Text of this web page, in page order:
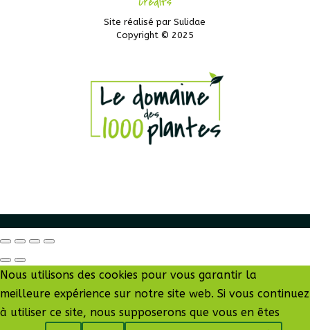
Site réalisé parSulidae
Copyright © 2025
Nous utilisons des cookies pour vous garantir la
meilleure expérience sur notre site web. Si vous continuez
à utiliser ce site, nous supposerons que vous en êtes